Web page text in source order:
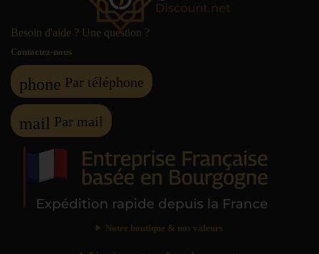
Besoin d'aide ? Une question ?
Contactez-nous
phone Par téléphone
mail Par mail
Notre boutique & nos valeurs